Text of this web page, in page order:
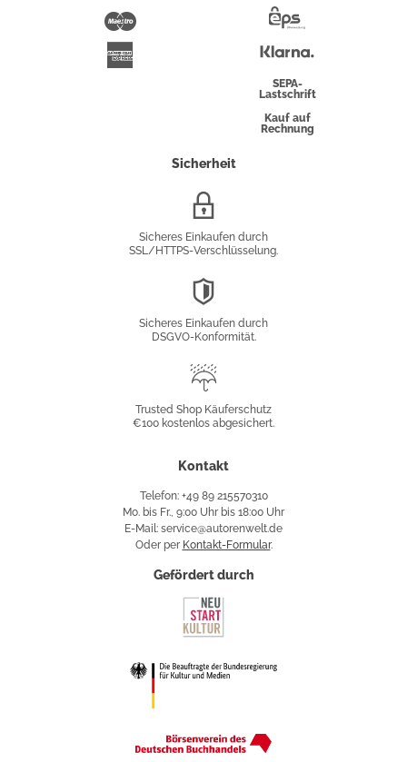
Maestro
Überweisung
SEPA-
Lastschrift
Kauf auf
Rechnung
Sicherheit
Sicheres Einkaufen durch
SSL/HTTPS-Verschlüsselung.
Sicheres Einkaufen durch
DSGVO-Konformität.
Käuferschutz
Trusted Shop Käuferschutz
€100 kostenlos abgesichert.
Kontakt
Telefon: +49 89 215570310
Mo. bis Fr., 9:00 Uhr bis 18:00 Uhr
E-Mail: service@autorenwelt.de
Oder per Kontakt-Formular.
Gefördert durch